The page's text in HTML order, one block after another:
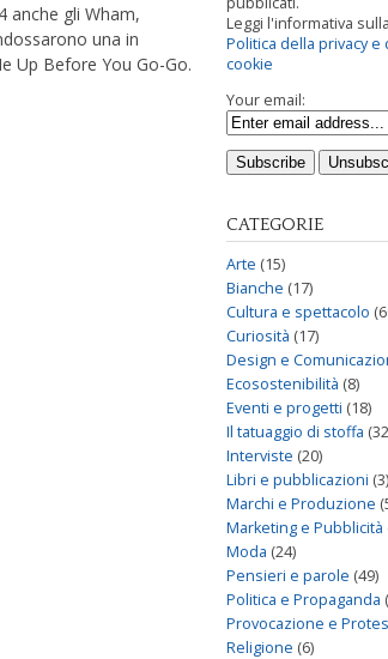
anche gli Wham,
una in
Up Before You Go-Go.
Leggi l'informativa sulla
Politica della privacy e
cookie
Your email:
CATEGORIE
Arte (15)
Bianche (17)
Cultura e spettacolo
Curiosità (17)
Design e
Ecosostenibilità (8)
Eventi e progetti (18)
Il tatuaggio di stoffa
Interviste (20)
Libri e pubblicazioni (3)
Marchi e Produzione
Marketing e Pubblicità
Moda (24)
Pensieri e parole (49)
Politica e Propaganda
Provocazione e
Religione (6)